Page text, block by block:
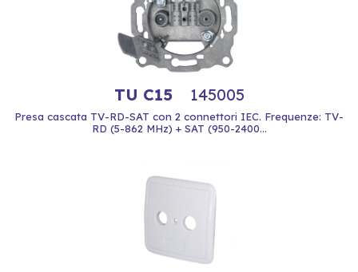
TU C15 145005
Presa cascata TV-RD-SAT con 2 connettori IEC. Frequenze: TV-
RD (5-862 MHz) + SAT (950-2400...